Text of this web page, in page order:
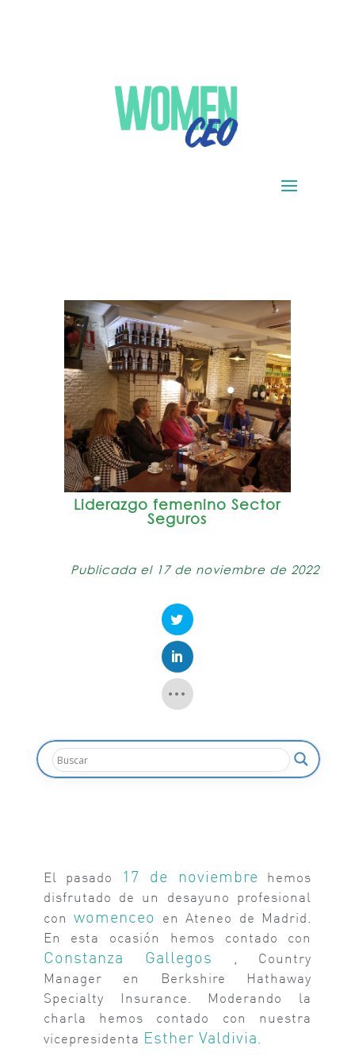
Liderazgo femenino Sector
Seguros
Publicada el 17 de noviembre de 2022
El pasado 17 de noviembre hemos
disfrutado de un desayuno profesional
conwomenceo
en Ateneo de Madrid.
En esta ocasión hemos contado con
Constanza Gallegos
, Country
Manager en Berkshire Hathaway
Specialty Insurance. Moderando la
charla hemos contado con nuestra
vicepresidenta Esther Valdivia